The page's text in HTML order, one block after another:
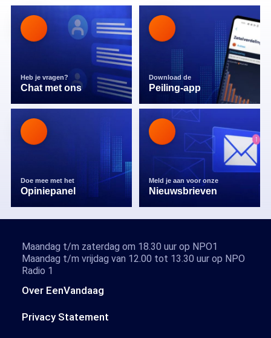
Heb je vragen?
Chat met ons
Download de
Peiling-app
Doe mee met het
Opiniepanel
Meld je aan voor onze
Nieuwsbrieven
Over EenVandaag
Privacy Statement
Maandag t/m zaterdag om 18.30 uur op NPO1
Maandag t/m vrijdag van 12.00 tot 13.30 uur op NPO
Radio 1